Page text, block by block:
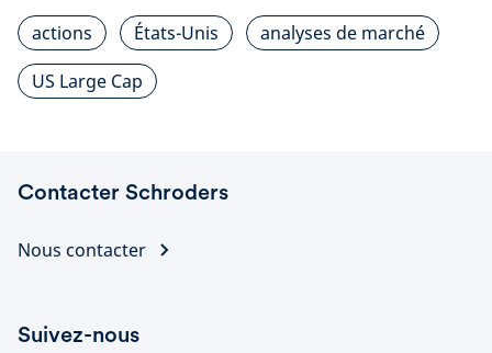
actions États-Unis
analyses de marché
US Large Cap
Contacter Schroders
Nous contacter
Suivez-nous